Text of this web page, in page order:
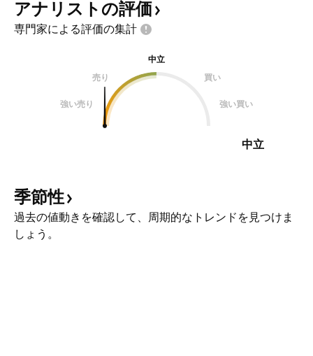
アナリストの評価
専門家による評価の集計
中立
売り
買い
強い売り 強い買い
中立
季節性
過去の値動きを確認して、周期的なトレンドを見つけま
しょう。